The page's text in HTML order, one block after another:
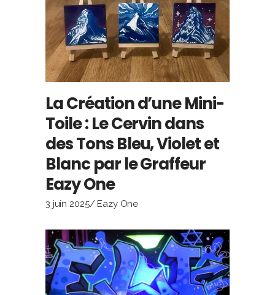
La Création d’une Mini-
Toile : Le Cervin dans
des Tons Bleu, Violet et
Blanc par le Graffeur
Eazy One
3 juin 2025 Eazy One